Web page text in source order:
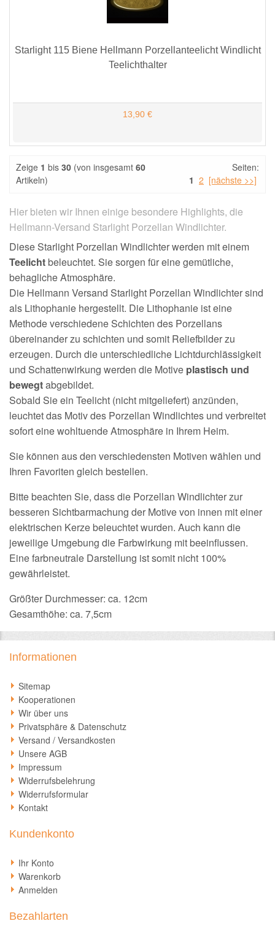
Starlight 115 Biene Hellmann Porzellanteelicht Windlicht
Teelichthalter
13,90 €
Zeige 1 bis 30 (von insgesamt 60
Artikeln)
Seiten:
1 2 [nächste >>]
Hier bieten wir Ihnen einige besondere Highlights, die
Hellmann-Versand Starlight Porzellan Windlichter.
Diese Starlight Porzellan Windlichter werden mit einem
Teelichtbeleuchtet. Sie sorgen für eine gemütliche,
behagliche Atmosphäre.
Die Hellmann Versand Starlight Porzellan Windlichter sind
als Lithophanie hergestellt. Die Lithophanie ist eine
Methode verschiedene Schichten des Porzellans
übereinander zu schichten und somit Reliefbilder zu
erzeugen. Durch die unterschiedliche Lichtdurchlässigkeit
und Schattenwirkung werden die Motive plastisch und
bewegtabgebildet.
Sobald Sie ein Teelicht (nicht mitgeliefert) anzünden,
leuchtet das Motiv des Porzellan Windlichtes und verbreitet
sofort eine wohltuende Atmosphäre in Ihrem Heim.
Sie können aus den verschiedensten Motiven wählen und
Ihren Favoriten gleich bestellen.
Bitte beachten Sie, dass die Porzellan Windlichter zur
besseren Sichtbarmachung der Motive von innen mit einer
elektrischen Kerze beleuchtet wurden. Auch kann die
jeweilige Umgebung die Farbwirkung mit beeinflussen.
Eine farbneutrale Darstellung ist somit nicht 100%
gewährleistet.
Größter Durchmesser: ca. 12cm
Gesamthöhe: ca. 7,5cm
Informationen
Sitemap
Kooperationen
Wir über uns
Privatsphäre & Datenschutz
Versand / Versandkosten
Unsere AGB
Impressum
Widerrufsbelehrung
Widerrufsformular
Kontakt
Kundenkonto
Ihr Konto
Warenkorb
Anmelden
Bezahlarten